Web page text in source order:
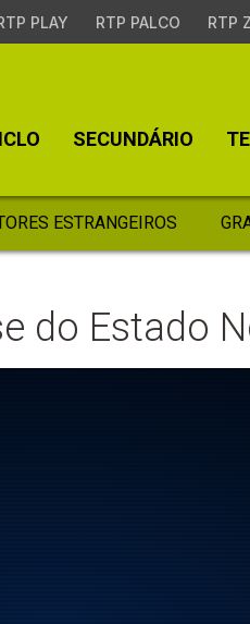
PLAY RTP PALCO RTP
SECUNDÁRIO
ESTRANGEIROS
do Estado